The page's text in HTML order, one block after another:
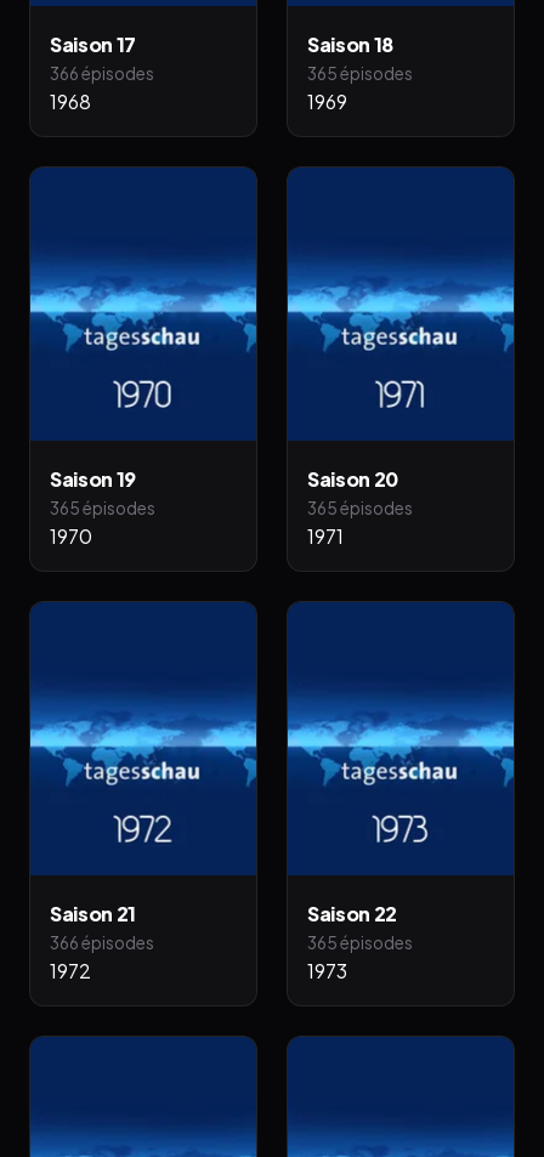
Saison 17
366 épisodes
1968
Saison 18
365 épisodes
1969
Saison 19
365 épisodes
1970
Saison 20
365 épisodes
1971
Saison 21
366 épisodes
1972
Saison 22
365 épisodes
1973